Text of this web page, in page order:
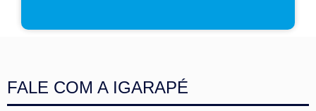
FALE COM A IGARAPÉ